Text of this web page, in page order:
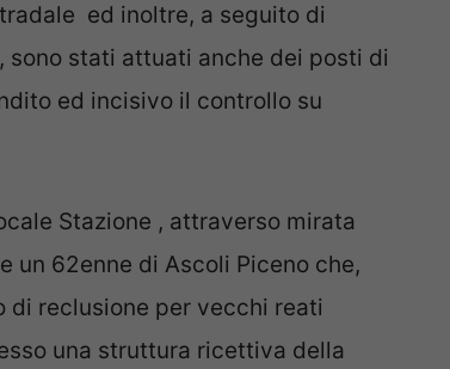
ed inoltre, a seguito di
stati attuati anche dei posti di
ed incisivo il controllo su
Stazione , attraverso mirata
un 62enne di Ascoli Piceno che,
di reclusione per vecchi reati
una struttura ricettiva della